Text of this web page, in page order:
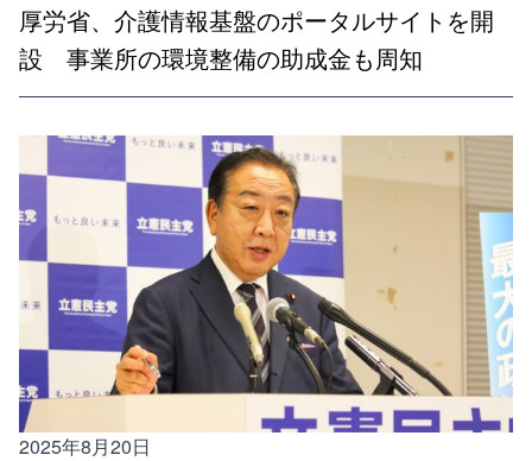
厚労省、介護情報基盤のポータルサイトを開
設 事業所の環境整備の助成金も周知
2025年8月20日